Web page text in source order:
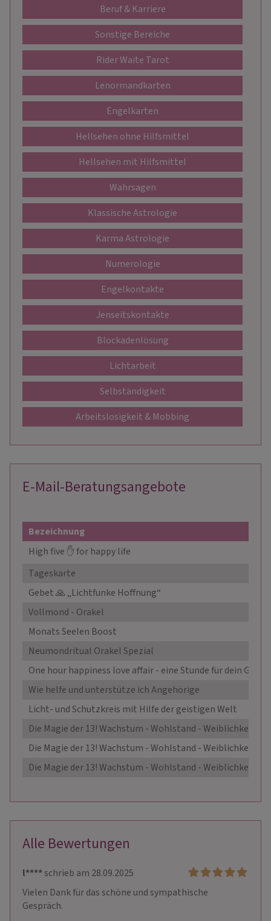
Beruf & Karriere
Sonstige Bereiche
Rider Waite Tarot
Lenormandkarten
Engelkarten
Hellsehen ohne Hilfsmittel
Hellsehen mit Hilfsmittel
Wahrsagen
Klassische Astrologie
Karma Astrologie
Numerologie
Engelkontakte
Jenseitskontakte
Blockadenlösung
Lichtarbeit
Selbständigkeit
Arbeitslosigkeit & Mobbing
E-Mail-Beratungsangebote
Bezeichnung
High five ✋ for happy life
Tageskarte
Gebet 🙏 „Lichtfunke Hoffnung“
Vollmond - Orakel
Monats Seelen Boost
Neumondritual Orakel Spezial
One hour happiness love affair - eine Stunde für dein Glück
Wie helfe und unterstütze ich Angehörige
Licht- und Schutzkreis mit Hilfe der geistigen Welt
Die Magie der 13! Wachstum - Wohlstand - Weiblichkeit
Die Magie der 13! Wachstum - Wohlstand - Weiblichkeit
Die Magie der 13! Wachstum - Wohlstand - Weiblichkeit
Alle Bewertungen
l****schrieb am 28.09.2025
Vielen Dank für das schöne und sympathische
Gespräch.